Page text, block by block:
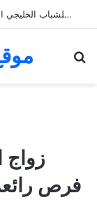
خمسة نصائح للعثور على الحب من خلال تطبيقات التعارف في الخليج
زواج
فرص